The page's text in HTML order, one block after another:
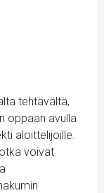
tehtävältä,
oppaan avulla
aloittelijoille.
voivat